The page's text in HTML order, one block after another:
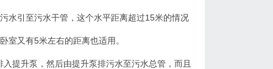
水引至污水干管，这个水平距离超过15米的情况
室又有5米左右的距离也适用。
提升泵，然后由提升泵排污水至污水总管，而且